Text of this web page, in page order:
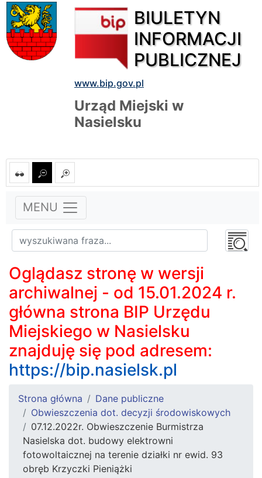
BIULETYN
INFORMACJI
PUBLICZNEJ
www.bip.gov.pl
Urząd Miejski w
Nasielsku
MENU
Oglądasz stronę w wersji
archiwalnej - od 15.01.2024 r.
główna strona BIP Urzędu
Miejskiego w Nasielsku
znajduję się pod adresem:
https://bip.nasielsk.pl
Strona główna
Dane publiczne
Obwieszczenia dot. decyzji środowiskowych
07.12.2022r. Obwieszczenie Burmistrza
Nasielska dot. budowy elektrowni
fotowoltaicznej na terenie działki nr ewid. 93
obręb Krzyczki Pieniążki